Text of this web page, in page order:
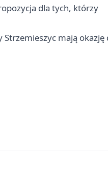
dla tych, którzy
mają okazję